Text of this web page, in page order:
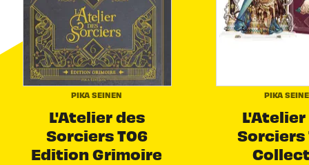
PIKA SEINEN
L'Atelier des
Sorciers T06
Edition Grimoire
PIKA
L'Atelier
Sorciers